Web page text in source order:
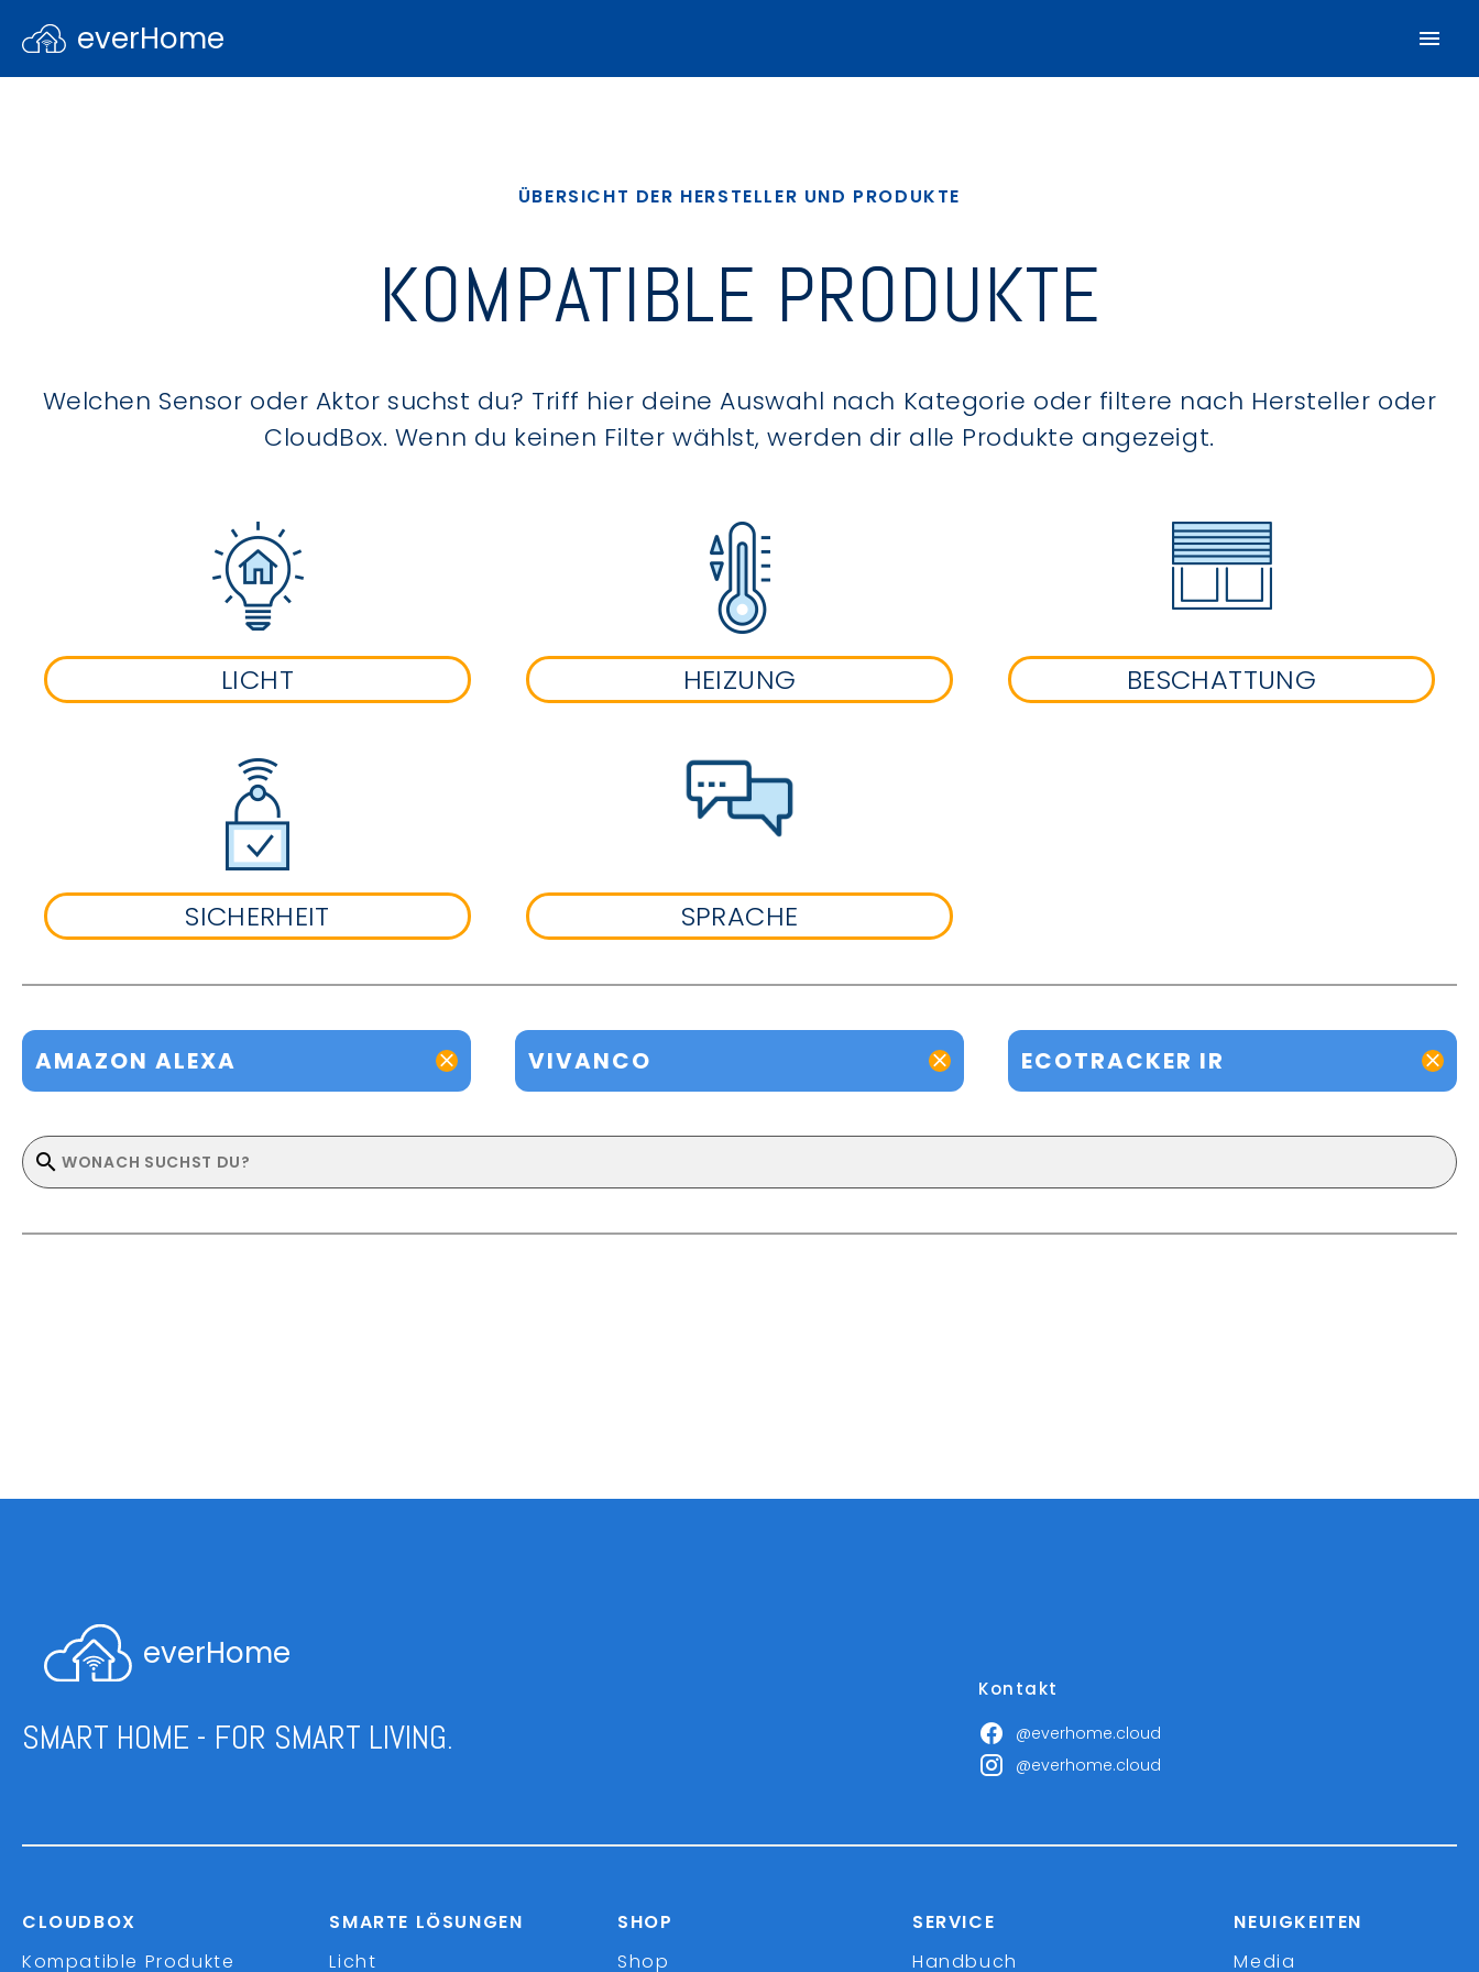
everHome
ÜBERSICHT DER HERSTELLER UND PRODUKTE
KOMPATIBLE PRODUKTE
Welchen Sensor oder Aktor suchst du? Triff hier deine Auswahl nach Kategorie oder filtere nach Hersteller oder
CloudBox. Wenn du keinen Filter wählst, werden dir alle Produkte angezeigt.
LICHT HEIZUNG BESCHATTUNG
SICHERHEIT SPRACHE
AMAZON ALEXA VIVANCO ECOTRACKER IR
everHome
SMART HOME - FOR SMART LIVING.
Kontakt
@everhome.cloud
@everhome.cloud
CLOUDBOX
Kompatible Produkte
SMARTE LÖSUNGEN
Licht
SHOP
Shop
SERVICE
Handbuch
NEUIGKEITEN
Media